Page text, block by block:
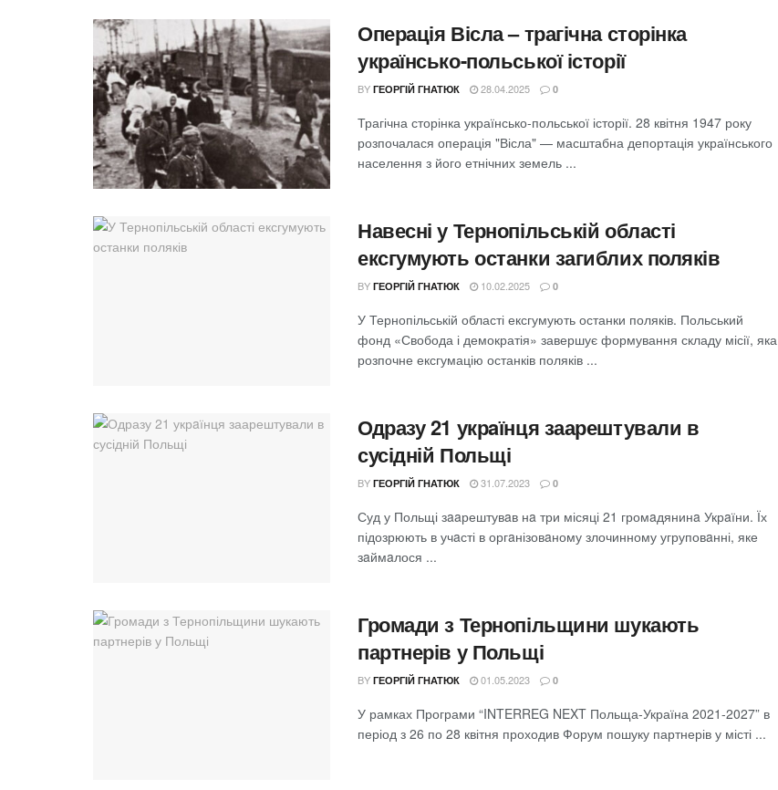
Операція Вісла – трагічна сторінка
українсько-польської історії
BY ГЕОРГІЙ ГНАТЮК 28.04.2025 0
Трагічна сторінка українсько-польської історії. 28 квітня 1947 року
розпочалася операція "Вісла" — масштабна депортація українського
населення з його етнічних земель ...
Навесні у Тернопільській області
ексгумують останки загиблих поляків
BY ГЕОРГІЙ ГНАТЮК 10.02.2025 0
У Тернопільській області ексгумують останки поляків. Польський
фонд «Свобода і демократія» завершує формування складу місії, яка
розпочне ексгумацію останків поляків ...
Одразу 21 укрaїнця заарештували в
сусідній Польщі
BY ГЕОРГІЙ ГНАТЮК 31.07.2023 0
Суд у Польщі зaaрештувaв нa три місяці 21 громaдянинa Укрaїни. Їх
підозрюють в учaсті в оргaнізовaному злочинному угруповaнні, яке
зaймaлося ...
Громади з Тернопільщини шукають
партнерів у Польщі
BY ГЕОРГІЙ ГНАТЮК 01.05.2023 0
У рамках Програми “INTERREG NEXT Польща-Україна 2021-2027” в
період з 26 по 28 квітня проходив Форум пошуку партнерів у місті ...